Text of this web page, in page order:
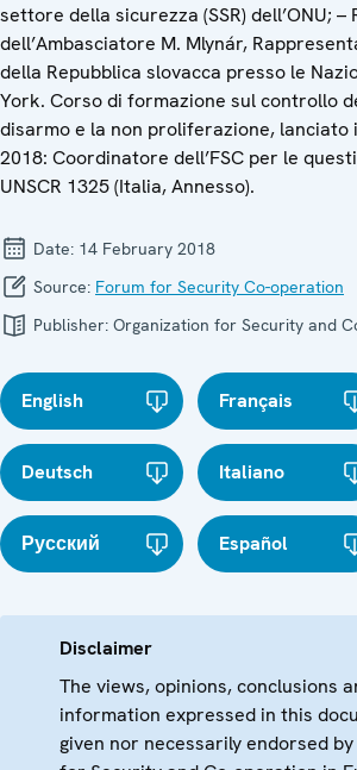
settore della sicurezza (SSR) dell’ONU; –
dell’Ambasciatore M. Mlynár,
della Repubblica slovacca presso le
York. Corso di formazione sul controllo
disarmo e la non proliferazione, lanciato
2018: Coordinatore dell’FSC per le
UNSCR 1325 (Italia, Annesso).
Date: 14 February 2018
Source: Forum for Security Co-operation
Publisher: Organization for Security and
English Français
Deutsch Italiano
Русский Español
Disclaimer
The views, opinions, conclusions
information expressed in this
given nor necessarily endorsed